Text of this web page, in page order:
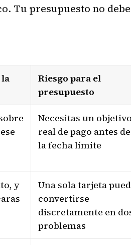
Tu presupuesto no
Riesgo para el
presupuesto
Necesitas un objetivo
real de pago antes de
la fecha límite
y
Una sola tarjeta
convertirse
discretamente en
problemas